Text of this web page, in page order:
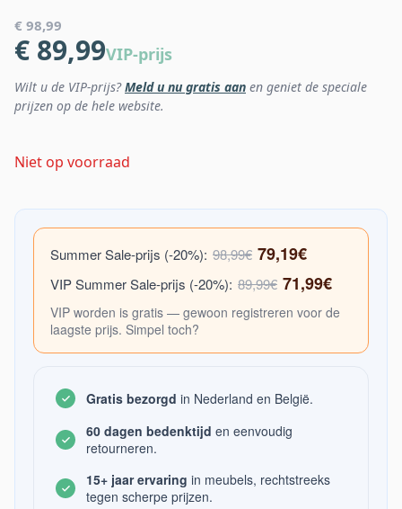
€ 98,99
€ 89,99VIP-prijs
Wilt u de VIP-prijs?Meld u nu gratis aan en geniet de speciale
prijzen op de hele website.
Niet op voorraad
Summer Sale-prijs (-20%): 98,99€ 79,19€
VIP Summer Sale-prijs (-20%): 89,99€ 71,99€
VIP worden is gratis — gewoon registreren voor de
laagste prijs. Simpel toch?
Gratis bezorgd in Nederland en België.
60 dagen bedenktijd en eenvoudig
retourneren.
15+ jaar ervaring in meubels, rechtstreeks
tegen scherpe prijzen.